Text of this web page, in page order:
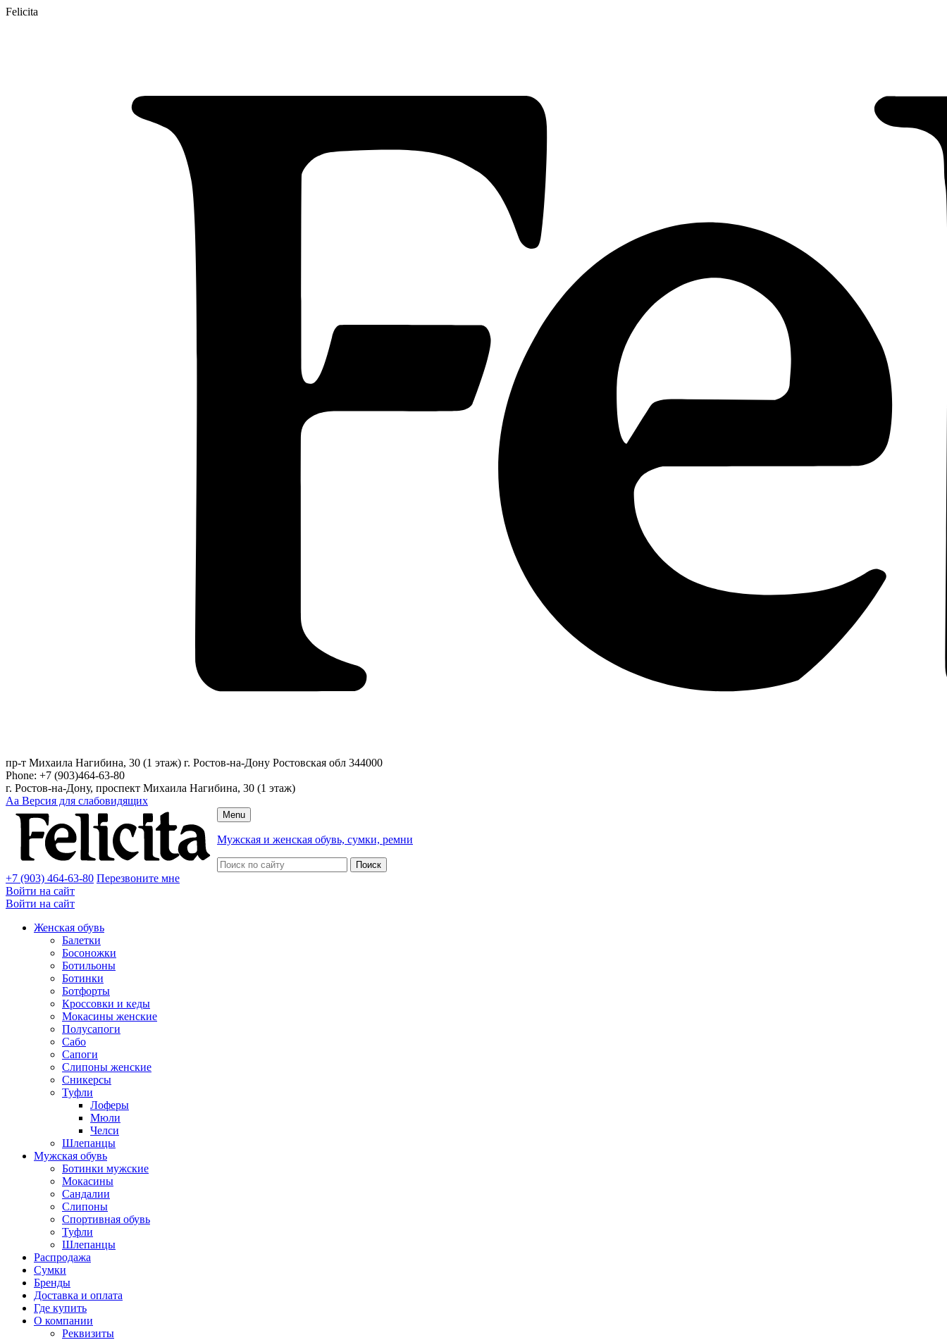
Felicita
пр-т Михаила Нагибина, 30 (1 этаж) г. Ростов-на-Дону Ростовская обл 344000
Phone: +7 (903)464-63-80
г. Ростов-на-Дону, проспект Михаила Нагибина, 30 (1 этаж)
Аа Версия для слабовидящих
Menu
Мужская и женская обувь, сумки, ремни
+7 (903) 464-63-80 Перезвоните мне
Войти на сайт
Войти на сайт
Женская обувь
Балетки
Босоножки
Ботильоны
Ботинки
Ботфорты
Кроссовки и кеды
Мокасины женские
Полусапоги
Сабо
Сапоги
Слипоны женские
Сникерсы
Туфли
Лоферы
Мюли
Челси
Шлепанцы
Мужская обувь
Ботинки мужские
Мокасины
Сандалии
Слипоны
Спортивная обувь
Туфли
Шлепанцы
Распродажа
Сумки
Бренды
Доставка и оплата
Где купить
О компании
Реквизиты